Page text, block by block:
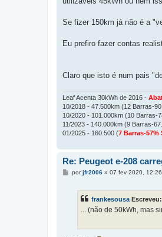
a
m
Se fizer 150km já não é a
Eu prefiro fazer contas
Claro que isto é num pais
Leaf Acenta 30kWh de 2016 -
10/2018 - 47.500km (12 Barras-
10/2020 - 101.000km (10 Barras-
11/2023 - 140.000km (9 Barras-
01/2025 - 160.500 (7 Barras-57%
Re: Peugeot e-208
Mporjfr2006» 07 fev 2020, 12:26
frankesousa Escreveu:
... (não de 50kWh, mas